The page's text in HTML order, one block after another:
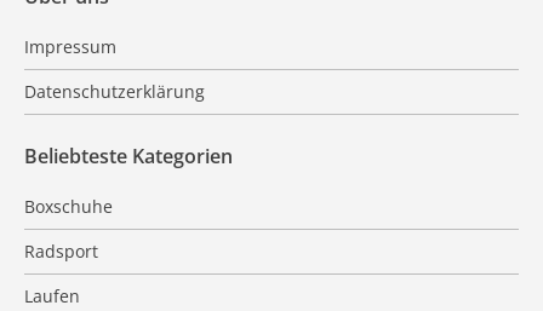
Impressum
Datenschutzerklärung
Beliebteste Kategorien
Boxschuhe
Radsport
Laufen